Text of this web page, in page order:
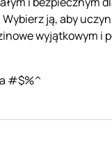
ją, aby
wyjątkowym i
#$%^